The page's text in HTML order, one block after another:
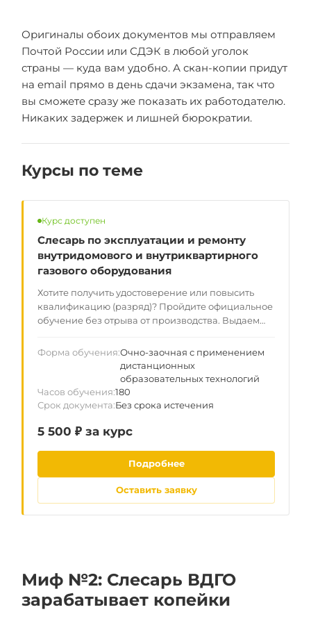
Оригиналы обоих документов мы отправляем
Почтой России или СДЭК в любой уголок
страны — куда вам удобно. А скан-копии придут
на email прямо в день сдачи экзамена, так что
вы сможете сразу же показать их работодателю.
Никаких задержек и лишней бюрократии.
Курсы по теме
Курс доступен
Слесарь по эксплуатации и ремонту
внутридомового и внутриквартирного
газового оборудования
Хотите получить удостоверение или повысить
квалификацию (разряд)? Пройдите официальное
обучение без отрыва от производства. Выдаем
законной работы по всей РФ. Данные вносятся в
госреестр ФИС ФРДО — гарантия прохождения
Форма обучения Очно-заочная с применением
дистанционных
образовательных технологий
Часов обучения 180
Срок документа Без срока истечения
5 500 ₽ за курс
Подробнее
Оставить заявку
Миф №2: Слесарь ВДГО
зарабатывает копейки